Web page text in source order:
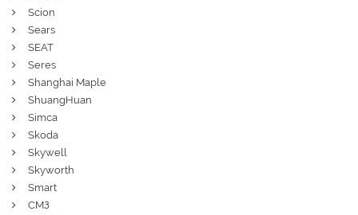
Scion
Sears
SEAT
Seres
Shanghai Maple
ShuangHuan
Simca
Skoda
Skywell
Skyworth
Smart
СМЗ